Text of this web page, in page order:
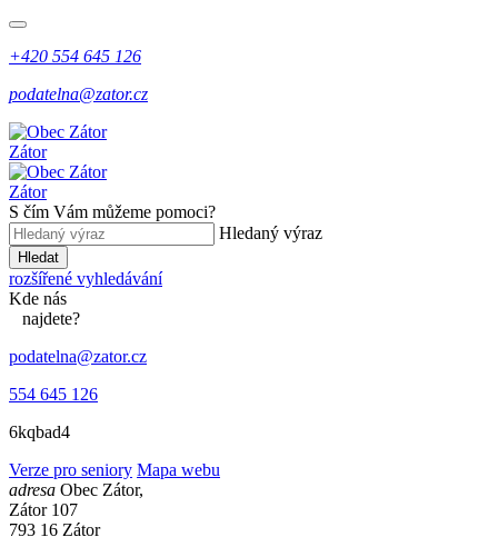
+420 554 645 126
podatelna@zator.cz
Zátor
Zátor
S čím Vám můžeme pomoci?
Hledaný výraz
Hledat
rozšířené vyhledávání
Kde nás
najdete?
podatelna@zator.cz
554 645 126
6kqbad4
Verze pro seniory Mapa webu
adresa Obec Zátor,
Zátor 107
793 16 Zátor